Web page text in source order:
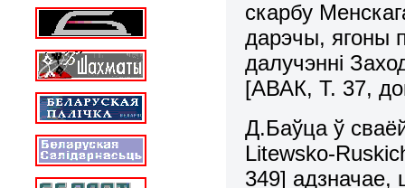
скарбу
дарэчы, ягоны
далучэнні
[АВАК, Т. 37,
Д.Баўца ў
Litеwsko-
349] адзначае,